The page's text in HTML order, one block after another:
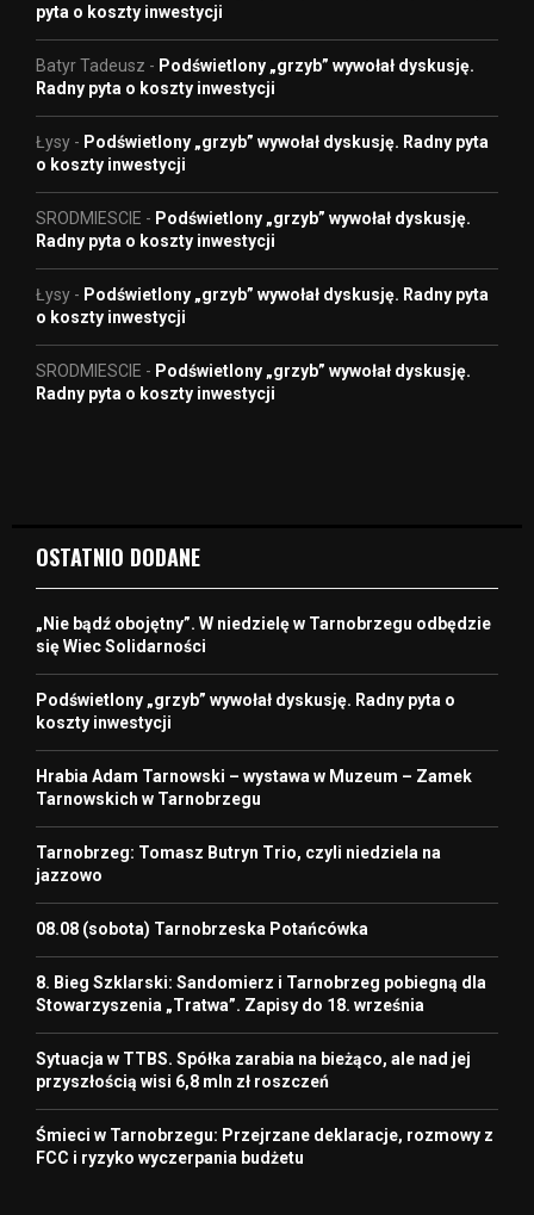
pyta o koszty inwestycji
Batyr Tadeusz - Podświetlony „grzyb” wywołał dyskusję.
Radny pyta o koszty inwestycji
Łysy - Podświetlony „grzyb” wywołał dyskusję. Radny pyta
o koszty inwestycji
SRODMIESCIE - Podświetlony „grzyb” wywołał dyskusję.
Radny pyta o koszty inwestycji
Łysy - Podświetlony „grzyb” wywołał dyskusję. Radny pyta
o koszty inwestycji
SRODMIESCIE - Podświetlony „grzyb” wywołał dyskusję.
Radny pyta o koszty inwestycji
OSTATNIO DODANE
„Nie bądź obojętny”. W niedzielę w Tarnobrzegu odbędzie
się Wiec Solidarności
Podświetlony „grzyb” wywołał dyskusję. Radny pyta o
koszty inwestycji
Hrabia Adam Tarnowski – wystawa w Muzeum – Zamek
Tarnowskich w Tarnobrzegu
Tarnobrzeg: Tomasz Butryn Trio, czyli niedziela na
jazzowo
08.08 (sobota) Tarnobrzeska Potańcówka
8. Bieg Szklarski: Sandomierz i Tarnobrzeg pobiegną dla
Stowarzyszenia „Tratwa”. Zapisy do 18. września
Sytuacja w TTBS. Spółka zarabia na bieżąco, ale nad jej
przyszłością wisi 6,8 mln zł roszczeń
Śmieci w Tarnobrzegu: Przejrzane deklaracje, rozmowy z
FCC i ryzyko wyczerpania budżetu